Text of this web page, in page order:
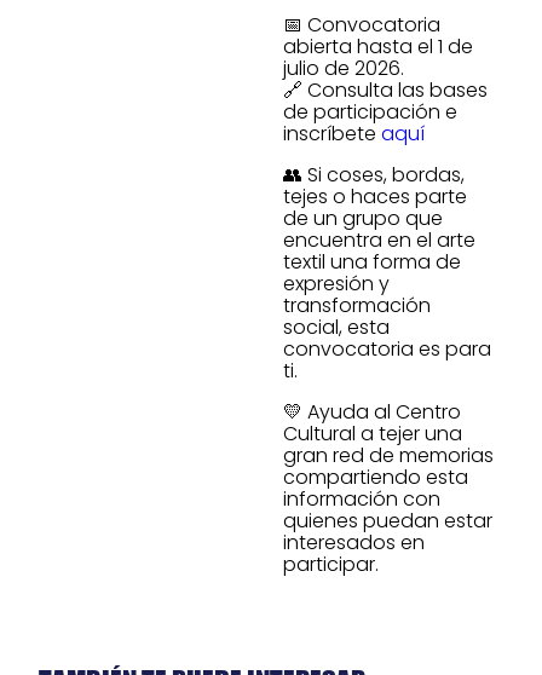
📅 Convocatoria
abierta hasta el 1 de
julio de 2026.
🔗 Consulta las bases
de participación e
inscríbete aquí
👥 Si coses, bordas,
tejes o haces parte
de un grupo que
encuentra en el arte
textil una forma de
expresión y
transformación
social, esta
convocatoria es para
ti.
💛 Ayuda al Centro
Cultural a tejer una
gran red de memorias
compartiendo esta
información con
quienes puedan estar
interesados en
participar.